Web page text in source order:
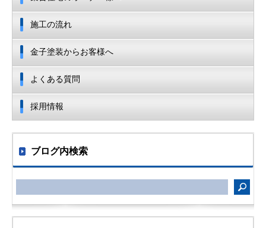
施工の流れ
金子塗装からお客様へ
よくある質問
採用情報
ブログ内検索